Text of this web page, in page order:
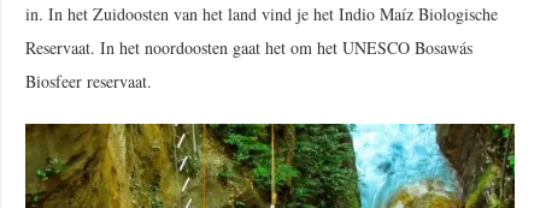
in. In het Zuidoosten van het land vind je het Indio Maíz Biologische
Reservaat. In het noordoosten gaat het om het UNESCO Bosawás
Biosfeer reservaat.